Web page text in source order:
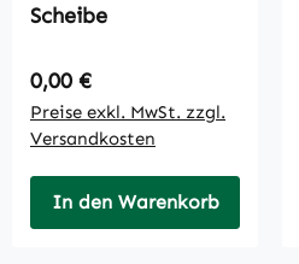
Scheibe
Regulärer Preis:
0,00 €
Preise exkl. MwSt. zzgl.
Versandkosten
In den Warenkorb